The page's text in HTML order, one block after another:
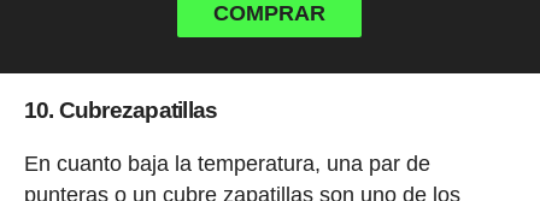
COMPRAR
10. Cubrezapatillas
En cuanto baja la temperatura, una par de
punteras o un cubre zapatillas son uno de los